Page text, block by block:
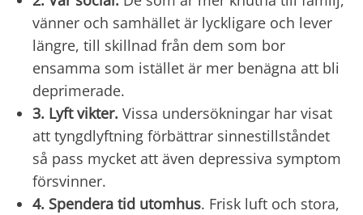
vänner och samhället är lyckligare och lever
längre, till skillnad från dem som bor
ensamma som istället är mer benägna att bli
deprimerade.
3. Lyft vikter. Vissa undersökningar har visat
att tyngdlyftning förbättrar sinnestillståndet
så pass mycket att även depressiva symptom
försvinner.
4. Spendera tid utomhus. Frisk luft och stora,